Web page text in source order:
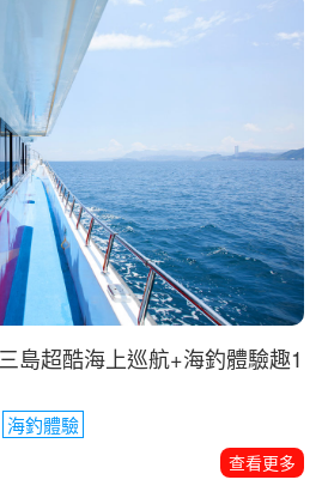
從維亞納堡至聖地牙哥
123公里
性路線+中央線精華